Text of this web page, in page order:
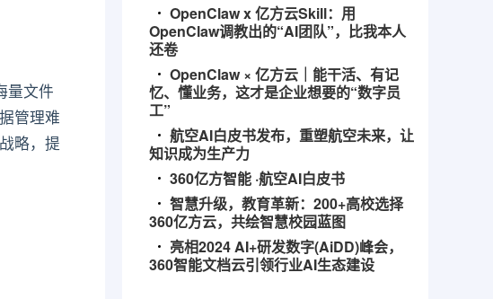
量文件
管理难
略，提
OpenClaw x 亿方云Skill：用
OpenClaw调教出的“AI团队”，比我本人
还卷
OpenClaw × 亿方云｜能干活、有记
忆、懂业务，这才是企业想要的“数字员
工”
航空AI白皮书发布，重塑航空未来，让
知识成为生产力
360亿方智能 ·航空AI白皮书
智慧升级，教育革新：200+高校选择
360亿方云，共绘智慧校园蓝图
亮相2024 AI+研发数字(AiDD)峰会，
360智能文档云引领行业AI生态建设